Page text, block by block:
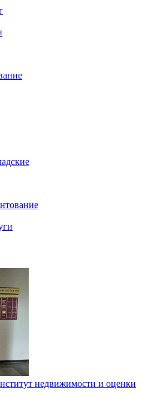
недвижимости и оценки